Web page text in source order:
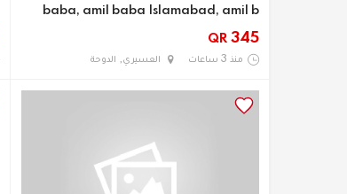
baba, amil baba Islamabad, amil b
QR 345
منذ 3 ساعات العسيري, الدوحة